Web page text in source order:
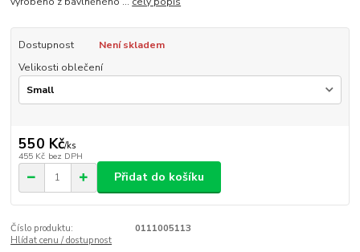
Dostupnost
Není skladem
Velikosti oblečení
550 Kč/ks
455 Kč bez DPH
Přidat do košíku
Číslo produktu:
0111005113
Hlídat cenu / dostupnost